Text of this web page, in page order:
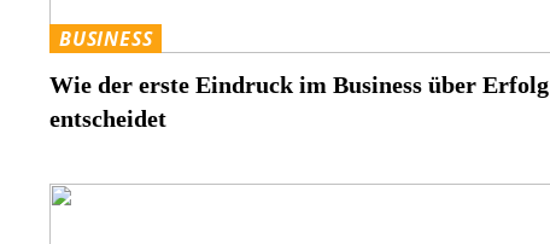
BUSINESS
Wie der erste Eindruck im Business über Erfolg
entscheidet